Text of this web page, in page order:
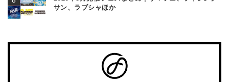
サン、ラブシャほか